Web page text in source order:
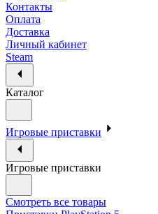
Контакты
Оплата
Доставка
Личный кабинет
Steam
Каталог
Игровые приставки
Игровые приставки
Смотреть все товары